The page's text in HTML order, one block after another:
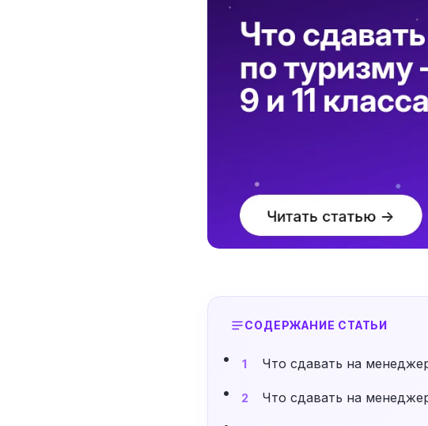
СОДЕРЖАНИЕ СТАТЬИ
1 Что сдавать на
2 Что сдавать на